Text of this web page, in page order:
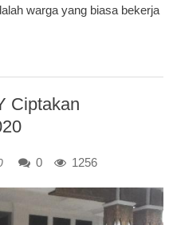
warga yang biasa bekerja
Ciptakan
0 1256